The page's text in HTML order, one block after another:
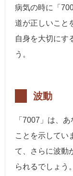
病気の時に「
道が正しいこと
自身を大切にす
う。
波動
「7007」は、
ことを示してい
て、さらに波動
られるでしょう。